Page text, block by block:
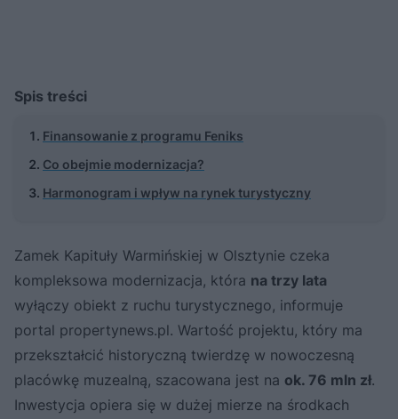
Spis treści
Finansowanie z programu Feniks
Co obejmie modernizacja?
Harmonogram i wpływ na rynek turystyczny
Zamek Kapituły Warmińskiej w Olsztynie czeka
kompleksowa modernizacja, która na trzy lata
wyłączy obiekt z ruchu turystycznego, informuje
portal propertynews.pl. Wartość projektu, który ma
przekształcić historyczną twierdzę w nowoczesną
placówkę muzealną, szacowana jest na ok. 76 mln zł.
Inwestycja opiera się w dużej mierze na środkach